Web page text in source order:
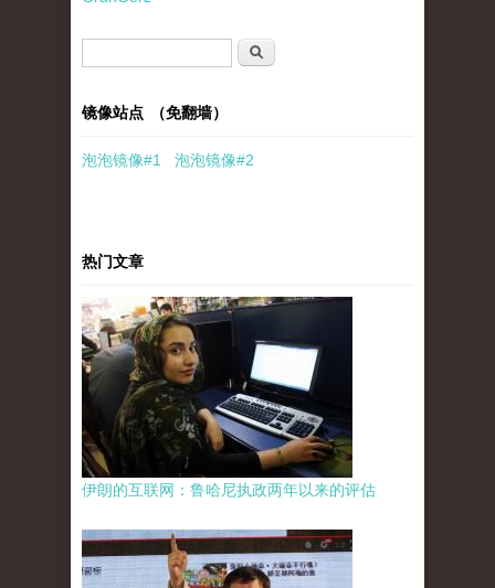
搜索
镜像站点 （免翻墙）
泡泡镜像#1 泡泡镜像#2
热门文章
伊朗的互联网：鲁哈尼执政两年以来的评估